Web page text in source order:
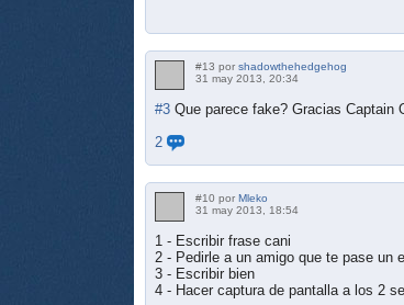
#13 por shadowthehedgehog
31 may 2013, 20:34
#3 Que parece fake? Gracias Captain
2
#10 por Mleko
31 may 2013, 18:54
1 - Escribir frase cani
2 - Pedirle a un amigo que te pase un
3 - Escribir bien
4 - Hacer captura de pantalla a los 2